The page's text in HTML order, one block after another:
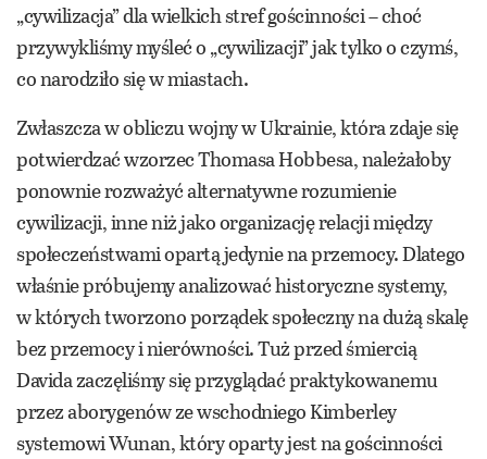
„cywilizacja” dla wielkich stref gościnności – choć
przywykliśmy myśleć o „cywilizacji” jak tylko o czymś,
co narodziło się w miastach.
Zwłaszcza w obliczu wojny w Ukrainie, która zdaje się
potwierdzać wzorzec Thomasa Hobbesa, należałoby
ponownie rozważyć alternatywne rozumienie
cywilizacji, inne niż jako organizację relacji między
społeczeństwami opartą jedynie na przemocy. Dlatego
właśnie próbujemy analizować historyczne systemy,
w których tworzono porządek społeczny na dużą skalę
bez przemocy i nierówności. Tuż przed śmiercią
Davida zaczęliśmy się przyglądać praktykowanemu
przez aborygenów ze wschodniego Kimberley
systemowi Wunan, który oparty jest na gościnności